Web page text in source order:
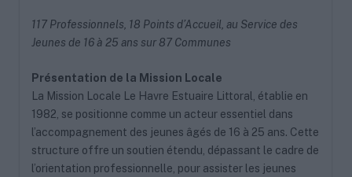
117 Professionnels, 18 Points d’Accueil, au Service des
Jeunes de 16 à 25 ans sur 87 Communes
Présentation de la Mission Locale
La Mission Locale Le Havre Estuaire Littoral, établie en
1982, se positionne comme un acteur essentiel dans
l’accompagnement des jeunes âgés de 16 à 25 ans. Cette
structure offre un soutien étendu, dépassant le cadre de
l’orientation professionnelle, pour assister les jeunes